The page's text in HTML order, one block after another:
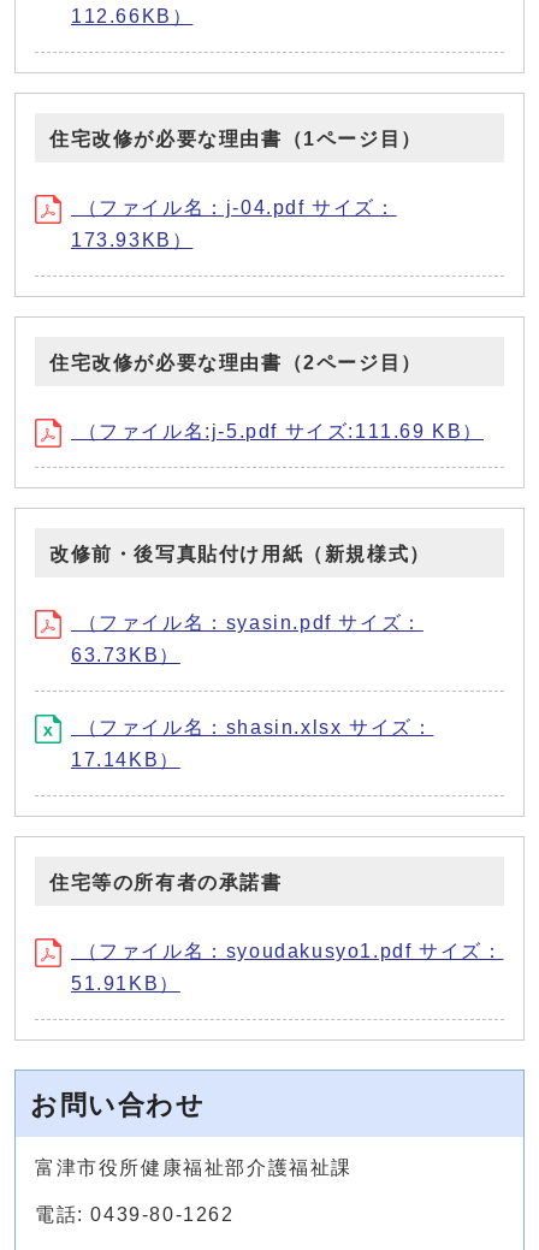
112.66KB）
住宅改修が必要な理由書（1ページ目）
（ファイル名：j-04.pdf サイズ：
173.93KB）
住宅改修が必要な理由書（2ページ目）
（ファイル名:j-5.pdf サイズ:111.69 KB）
改修前・後写真貼付け用紙（新規様式）
（ファイル名：syasin.pdf サイズ：
63.73KB）
（ファイル名：shasin.xlsx サイズ：
17.14KB）
住宅等の所有者の承諾書
（ファイル名：syoudakusyo1.pdf サイズ：
51.91KB）
お問い合わせ
富津市役所健康福祉部介護福祉課
電話: 0439-80-1262